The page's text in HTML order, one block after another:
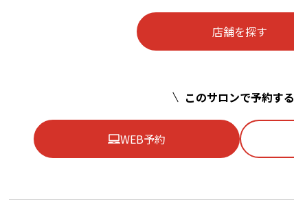
店舗を探す
このサロンで予約する
WEB予約